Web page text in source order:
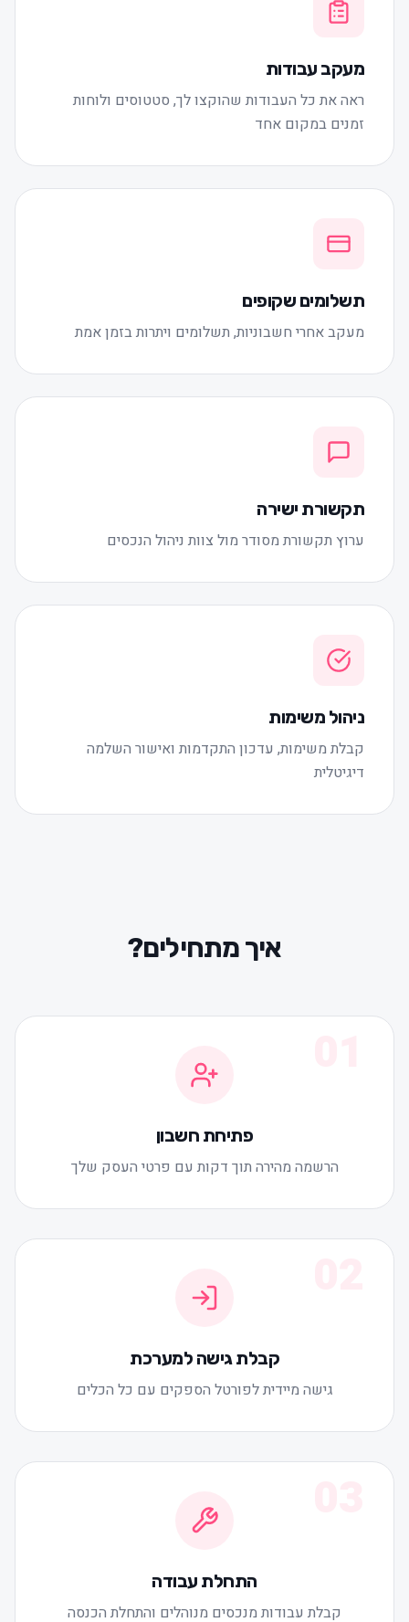
מעקב עבודות
ראה את כל העבודות שהוקצו לך, סטטוסים ולוחות
זמנים במקום אחד
תשלומים שקופים
מעקב אחרי חשבוניות, תשלומים ויתרות בזמן אמת
תקשורת ישירה
ערוץ תקשורת מסודר מול צוות ניהול הנכסים
ניהול משימות
קבלת משימות, עדכון התקדמות ואישור השלמה
דיגיטלית
איך מתחילים?
פתיחת חשבון
הרשמה מהירה תוך דקות עם פרטי העסק שלך
קבלת גישה למערכת
גישה מיידית לפורטל הספקים עם כל הכלים
התחלת עבודה
קבלת עבודות מנכסים מנוהלים והתחלת הכנסה